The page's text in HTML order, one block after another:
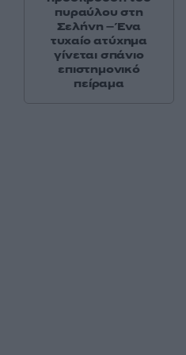
πυραύλου στη
Σελήνη – Ένα
τυχαίο ατύχημα
γίνεται σπάνιο
επιστημονικό
πείραμα